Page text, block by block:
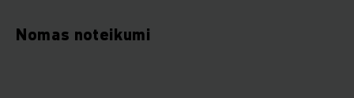
Nomas noteikumi